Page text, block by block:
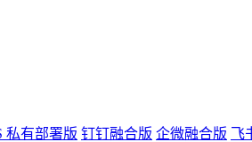
私有部署版 钉钉融合版 企微融合版 飞